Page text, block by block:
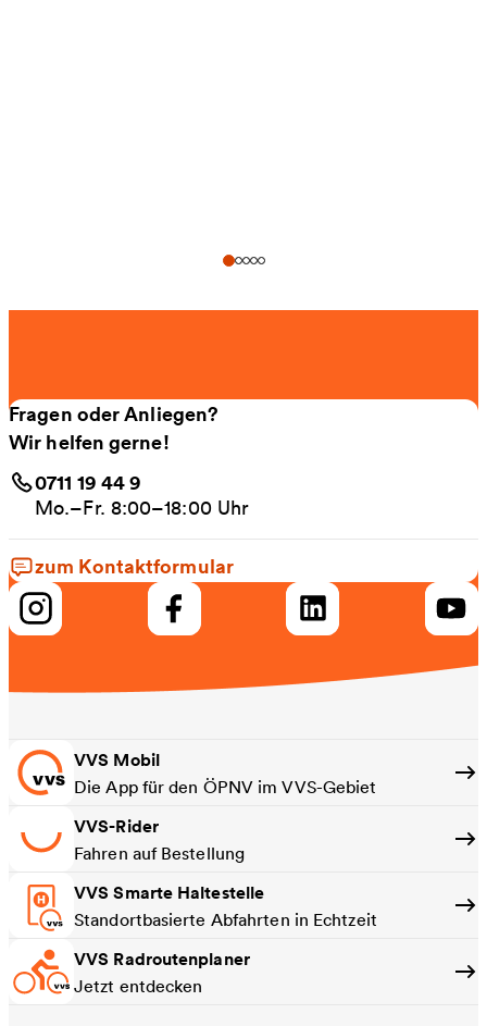
Fragen oder Anliegen?
Wir helfen gerne!
0711 19 44 9
Mo.–Fr. 8:00–18:00 Uhr
zum Kontaktformular
VVS Mobil
Die App für den ÖPNV im VVS-Gebiet
VVS-Rider
Fahren auf Bestellung
VVS Smarte Haltestelle
Standortbasierte Abfahrten in Echtzeit
VVS Radroutenplaner
Jetzt entdecken